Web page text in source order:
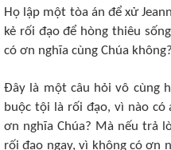
Họ lập một tòa án để xử
kẻ rối đạo để hòng thiêu
có ơn nghĩa cùng Chúa không?
Ðây là một câu hỏi vô cùng
buộc tội là rối đạo, vì nào có
ơn nghĩa Chúa? Mà nếu trả
rối đạo ngay, vì không có ơn